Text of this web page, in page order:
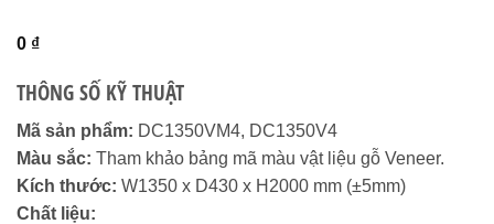
0 ₫
THÔNG SỐ KỸ THUẬT
Mã sản phẩm: DC1350VM4, DC1350V4
Màu sắc: Tham khảo bảng mã màu vật liệu gỗ Veneer.
Kích thước: W1350 x D430 x H2000 mm (±5mm)
Chất liệu: